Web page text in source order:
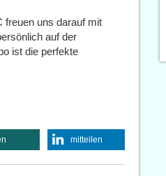
freuen uns darauf mit
auf der
ist die perfekte
mitteilen